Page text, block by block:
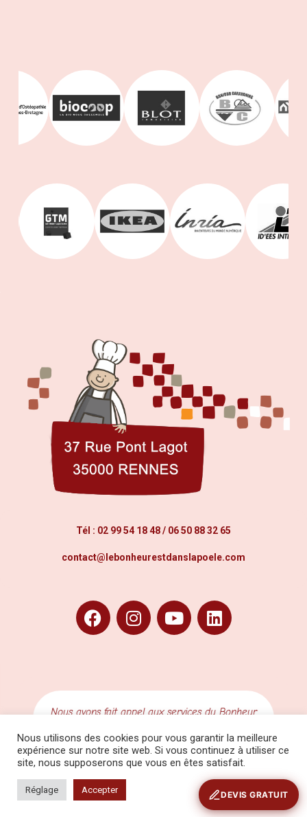
Tél : 02 99 54 18 48 / 06 50 88 32 65
contact@lebonheurestdanslapoele.com
Superbe prestation délivrée par ce traiteur
succulent et des professionnelles très attentives
et professionnelles. Le tout pour un repas très
réussi selon les retours de nos invités. Faites
appel à leurs services sans hésiter ! Charline,
prestation du 24 juillet 2021
Nous utilisons des cookies pour vous garantir la meilleure
expérience sur notre site web. Si vous continuez à utiliser ce
site, nous supposerons que vous en êtes satisfait.
Réglage Accepter DEVIS GRATUIT